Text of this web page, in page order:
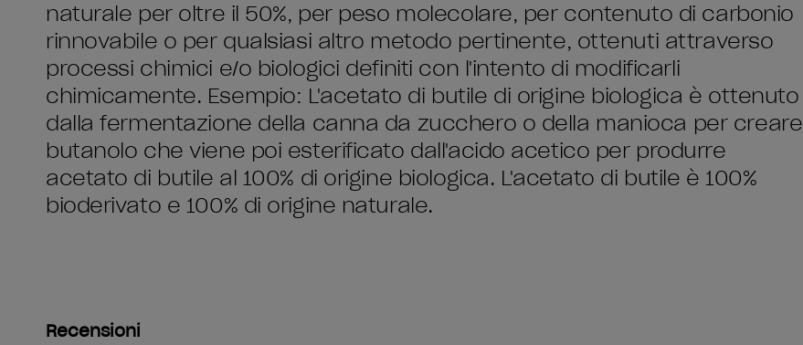
naturale per oltre il 50%, per peso molecolare, per contenuto di carbonio
rinnovabile o per qualsiasi altro metodo pertinente, ottenuti attraverso
processi chimici e/o biologici definiti con l'intento di modificarli
chimicamente. Esempio: L'acetato di butile di origine biologica è ottenuto
dalla fermentazione della canna da zucchero o della manioca per creare
butanolo che viene poi esterificato dall'acido acetico per produrre
acetato di butile al 100% di origine biologica. L'acetato di butile è 100%
bioderivato e 100% di origine naturale.